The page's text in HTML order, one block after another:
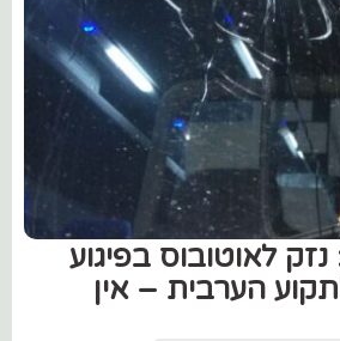
לאוטובוס בפיגוע
הערבית – אין